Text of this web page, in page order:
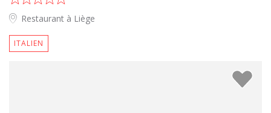
Restaurant à Liège
ITALIEN